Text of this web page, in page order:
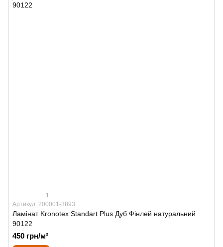
1
Артикул: 200001-3893
Ламінат Kronotex Standart Plus Дуб Фінлей натуральний
90122
450 грн/м²